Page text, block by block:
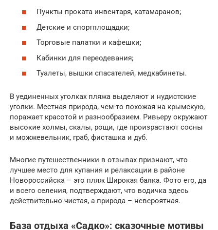
Пункты проката инвентаря, катамаранов;
Детские и спортплощадки;
Торговые палатки и кафешки;
Кабинки для переодевания;
Туалеты, вышки спасателей, медкабинеты.
В уединенных уголках пляжа выделяют и нудистские
уголки. Местная природа, чем-то похожая на крымскую,
поражает красотой и разнообразием. Ривьеру окружают
высокие холмы, скалы, рощи, где произрастают сосны
и можжевельник, граб, фисташка и дуб.
Многие путешественники в отзывах признают, что
лучшее место для купания и релаксации в районе
Новороссийска – это пляж Широкая балка. Фото его, да
и всего селения, подтверждают, что водичка здесь
действительно чистая, а природа – невероятная.
База отдыха «Садко»: сказочные мотивы